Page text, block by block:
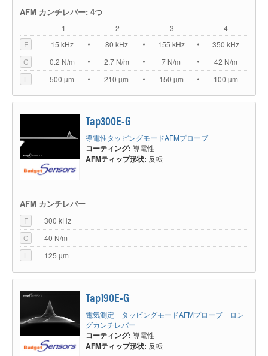
AFM カンチレバー: 4つ
1 2 3
4
F
15 kHz 80 kHz 155 kHz
350 kHz
C
0.2 N/m 2.7 N/m 7 N/m
42 N/m
L
500 µm 210 µm 150 µm 100 µm
Tap300E-G
導電性タッピングモードAFMプローブ
コーティング: 導電性
AFMティップ形状: 反転
AFM カンチレバー
F
300 kHz
C
40 N/m
L
125 µm
Tap190E-G
電気測定 タッピングモードAFMプローブ ロン
グカンチレバー
コーティング: 導電性
AFMティップ形状: 反転